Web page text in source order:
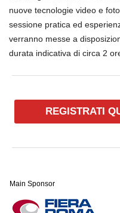
nuove tecnologie video e
sessione pratica ed
verranno messe a
durata indicativa di circa 2
REGISTRATI
Main Sponsor